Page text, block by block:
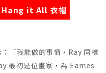
Hang it All 衣帽
「我能做的事情，Ray 同樣
最初是位畫家，為 Eames